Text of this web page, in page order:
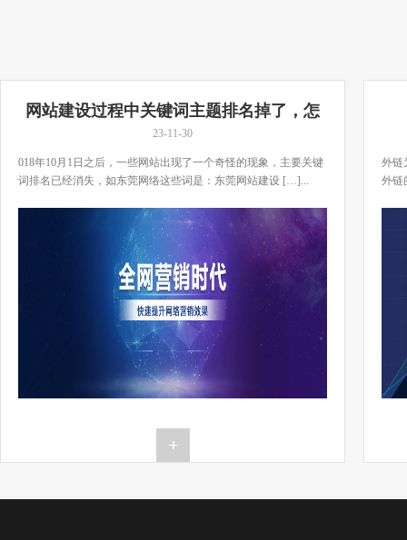
网站建设过程中关键词主题排名掉了，怎
么办？
23-11-30
018年10月1日之后，一些网站出现了一个奇怪的现象，主要关键
词排名已经消失，如东莞网络这些词是：东莞网站建设 […]...
外链
外链